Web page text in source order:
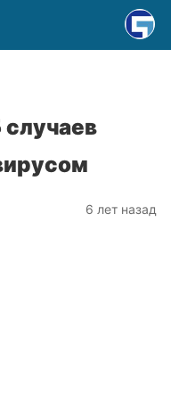
6 лет назад